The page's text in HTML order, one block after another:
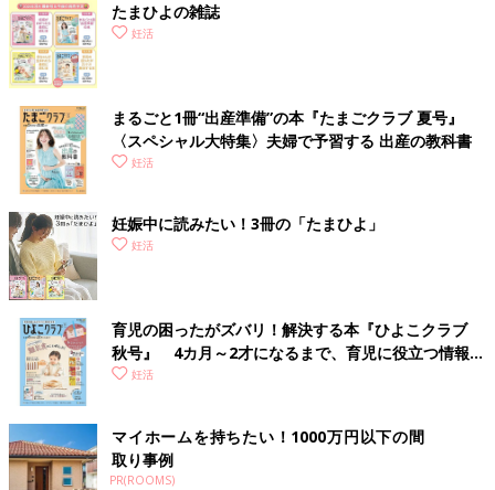
たまひよの雑誌
妊活
まるごと1冊“出産準備”の本『たまごクラブ 夏号』
〈スペシャル大特集〉夫婦で予習する 出産の教科書
妊活
妊娠中に読みたい！3冊の「たまひよ」
妊活
育児の困ったがズバリ！解決する本『ひよこクラブ
秋号』 4カ月～2才になるまで、育児に役立つ情報が
いっぱい！
妊活
マイホームを持ちたい！1000万円以下の間
取り事例
PR(ROOMS)